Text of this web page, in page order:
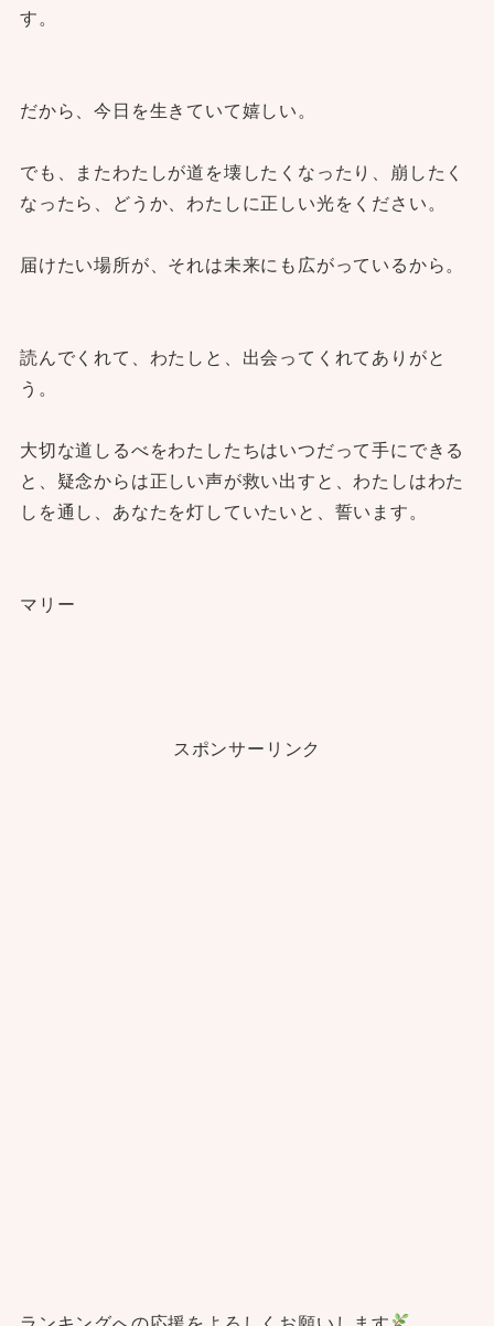
す。
だから、今日を生きていて嬉しい。
でも、またわたしが道を壊したくなったり、崩したく
なったら、どうか、わたしに正しい光をください。
届けたい場所が、それは未来にも広がっているから。
読んでくれて、わたしと、出会ってくれてありがと
う。
大切な道しるべをわたしたちはいつだって手にできる
と、疑念からは正しい声が救い出すと、わたしはわた
しを通し、あなたを灯していたいと、誓います。
マリー
スポンサーリンク